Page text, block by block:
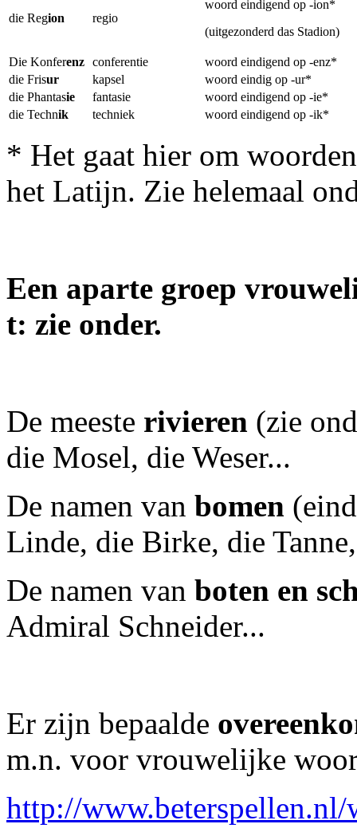
die Region regio
woord eindigend op -ion*
(uitgezonderd das Stadion)
Die Konferenz conferentie
woord eindigend op -enz*
die Frisur kapsel
woord eindig op -ur*
die Phantasie fantasie
woord eindigend op -ie*
die Technik techniek woord eindigend op -ik*
* Het gaat hier om
het Latijn. Zie helemaal
Een aparte groep
t: zie onder.
De meeste rivieren (zie
die Mosel, die Weser...
De namen van bomen
Linde, die Birke, die
De namen van boten en
Admiral Schneider...
Er zijn bepaalde
m.n. voor vrouwelijke
http://